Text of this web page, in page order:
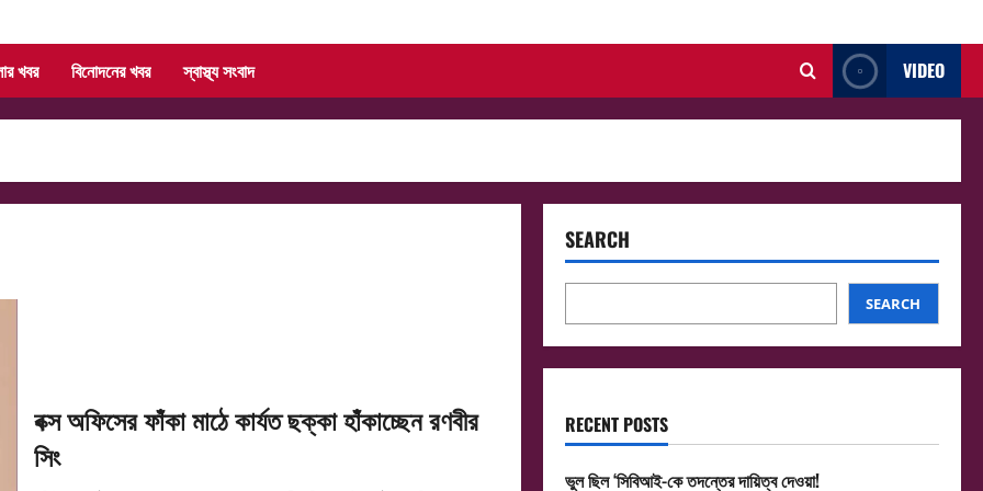
খবর বিনোদনের খবর স্বাস্থ্য সংবাদ VIDEO
বক্স অফিসের ফাঁকা মাঠে কার্যত ছক্কা হাঁকাচ্ছেন রণবীর
সিং
SEARCH
SEARCH
RECENT POSTS
ভুল ছিল ‘সিবিআই-কে তদন্তের দায়িত্ব দেওয়া!